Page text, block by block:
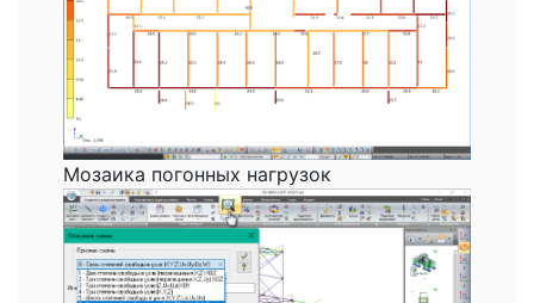
Мозаика погонных нагрузок